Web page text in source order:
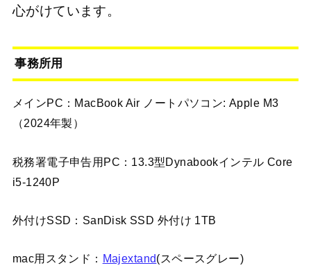
心がけています。
事務所用
メインPC：MacBook Air ノートパソコン: Apple M3
（2024年製）
税務署電子申告用PC：13.3型Dynabookインテル Core
i5-1240P
外付けSSD：SanDisk SSD 外付け 1TB
mac用スタンド： Majextand(スペースグレー)